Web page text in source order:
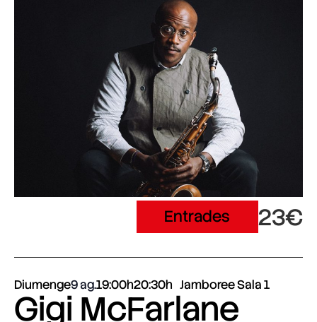
Entrades 23€
Diumenge9 ag.19:00h20:30h Jamboree Sala 1
Gigi McFarlane